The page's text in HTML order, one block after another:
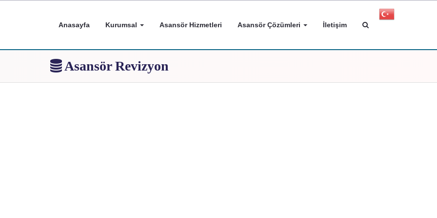
Anasayfa Kurumsal Asansör Hizmetleri Asansör Çözümleri İletişim
Asansör Revizyon